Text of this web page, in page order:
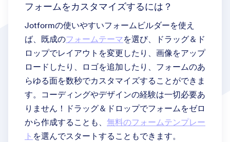
フォームをカスタマイズするには？
Jotformの使いやすいフォームビルダーを使え
ば、既成のフォームテーマを選び、ドラッグ＆ド
ロップでレイアウトを変更したり、画像をアップ
ロードしたり、ロゴを追加したり、フォームのあ
らゆる面を数秒でカスタマイズすることができま
す。コーディングやデザインの経験は一切必要あ
りません！ドラッグ＆ドロップでフォームをゼロ
から作成することも、 無料のフォームテンプレー
ト を選んでスタートすることもできます。